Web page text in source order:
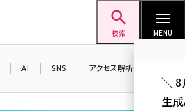
検索 MENU
AI SNS アクセス解析／データ分析
＼ 8
生